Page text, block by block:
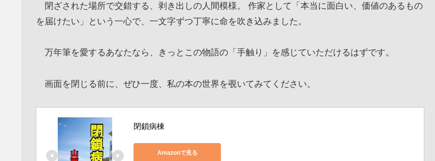
閉ざされた場所で交錯する、剥き出しの人間模様。 作家として「本当に面白い、価値のあるもの
を届けたい」という一心で、一文字ずつ丁寧に命を吹き込みました。
万年筆を愛するあなたなら、きっとこの物語の「手触り」を感じていただけるはずです。
画面を閉じる前に、ぜひ一度、私の本の世界を覗いてみてください。
閉鎖病棟
Amazonで見る